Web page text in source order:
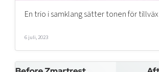
En trio i samklang sätter tonen för
6 juli, 2023